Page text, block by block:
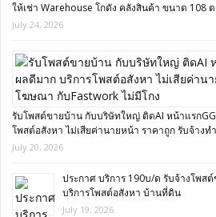
ให้เช่า Warehouse โกดัง คลังสินค้า ขนาด 108
July 24, 2026
รับโพสต์ขายบ้าน กับบริษัทใหญ่ ติดAI หน้าแรก
โพสต์อสังหา ไม่เสียค่านายหน้า ราคาถูก รับจ้าง
July 20, 2026
ประกาศ บริการ 190บ/ด รับจ้างโพส
บริการโพสต์อสังหา บ้านที่ดิน
July 19, 2026